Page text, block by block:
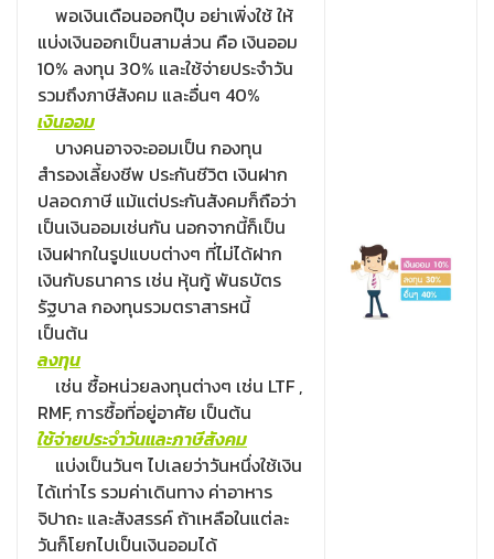
พอเงินเดือนออกปุ๊บ อย่าเพิ่งใช้ ให้
แบ่งเงินออกเป็นสามส่วน คือ เงินออม
10% ลงทุน 30% และใช้จ่ายประจำวัน
รวมถึงภาษีสังคม และอื่นๆ 40%
เงินออม
บางคนอาจจะออมเป็น กองทุน
สำรองเลี้ยงชีพ ประกันชีวิต เงินฝาก
ปลอดภาษี แม้แต่ประกันสังคมก็ถือว่า
เป็นเงินออมเช่นกัน นอกจากนี้ก็เป็น
เงินฝากในรูปแบบต่างๆ ที่ไม่ได้ฝาก
เงินกับธนาคาร เช่น หุ้นกู้ พันธบัตร
รัฐบาล กองทุนรวมตราสารหนี้
เป็นต้น
ลงทุน
เช่น ซื้อหน่วยลงทุนต่างๆ เช่น LTF ,
RMF, การซื้อที่อยู่อาศัย เป็นต้น
ใช้จ่ายประจำวันและภาษีสังคม
แบ่งเป็นวันๆ ไปเลยว่าวันหนึ่งใช้เงิน
ได้เท่าไร รวมค่าเดินทาง ค่าอาหาร
จิปาถะ และสังสรรค์ ถ้าเหลือในแต่ละ
วันก็โยกไปเป็นเงินออมได้